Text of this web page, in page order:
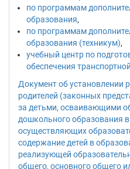
по программам
образования,
по программам
образования (техникум),
учебный центр по
обеспечения
Документ об установлении
родителей (законных
за детьми, осваивающими
дошкольного образования
осуществляющих
содержание детей в
реализующей
общего, основного общего